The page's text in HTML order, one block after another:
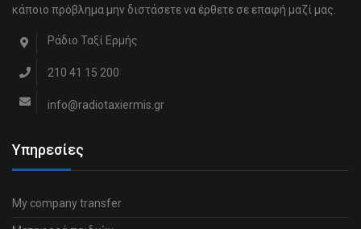
κάποιο πρόβλημα μην διστάσετε να έρθετε σε επαφή μαζί μας.
Ράδιο Ταξί Ερμής
210 41 15 200
info@radiotaxiermis.gr
Υπηρεσίες
My company transfer